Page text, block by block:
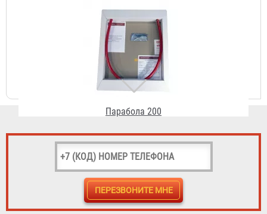
Парабола 200
18 265 ₽
Парабола 500
22 529 ₽